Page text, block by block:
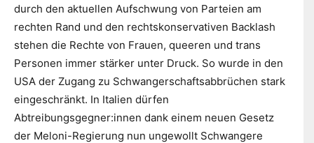
durch den aktuellen Aufschwung von Parteien am
rechten Rand und den rechtskonservativen Backlash
stehen die Rechte von Frauen, queeren und trans
Personen immer stärker unter Druck. So wurde in den
USA der Zugang zu Schwangerschaftsabbrüchen stark
eingeschränkt. In Italien dürfen
Abtreibungsgegner:innen dank einem neuen Gesetz
der Meloni-Regierung nun ungewollt Schwangere